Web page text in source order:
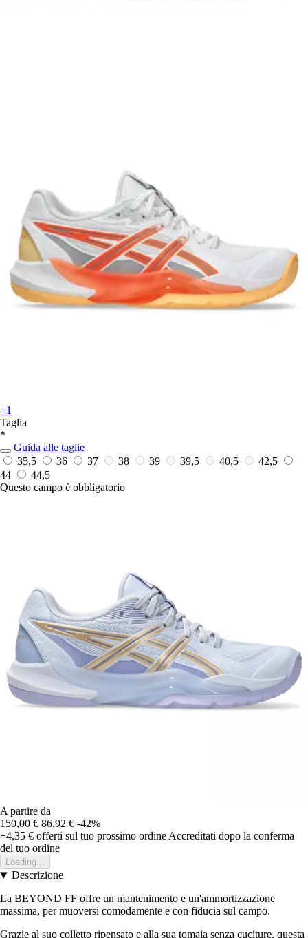
+1
Taglia
*
Guida alle taglie
35,5
36 37 38 39 39,5 40,5
42,5
44
44,5
Questo campo è obbligatorio
A partire da
150,00 € 86,92 € -42%
+4,35 € offerti sul tuo prossimo ordine Accreditati dopo la conferma
del tuo ordine
Loading...
Descrizione
La BEYOND FF offre un mantenimento e un'ammortizzazione
massima, per muoversi comodamente e con fiducia sul campo.
Grazie al suo colletto ripensato e alla sua tomaia senza cuciture, questa